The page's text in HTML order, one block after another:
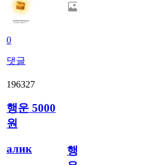
0
댓글
196327
행운 5000
원
алик
행